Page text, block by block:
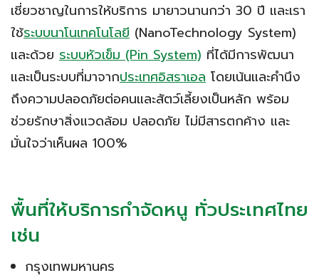
เชี่ยวชาญในการให้บริการ มายาวนานกว่า 30 ปี และเรา
ใช้ระบบนาโนเทคโนโลยี (NanoTechnology System)
และด้วย ระบบหัวเข็ม (Pin System) ที่ได้มีการพัฒนา
และเป็นระบบที่มาจากประเทศอิสราเอล โดยเน้นและคำนึง
ถึงความปลอดภัยต่อคนและสัตว์เลี้ยงเป็นหลัก พร้อม
ช่วยรักษาสิ่งแวดล้อม ปลอดภัย ไม่มีสารตกค้าง และ
มั่นใจว่าเห็นผล 100%
พื้นที่ให้บริการกำจัดหนู ทั่วประเทศไทย
เช่น
กรุงเทพมหานคร